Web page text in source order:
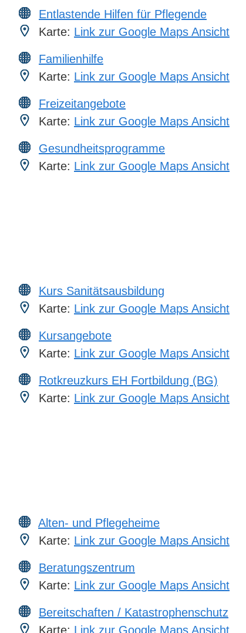
Entlastende Hilfen für Pflegende
Karte: Link zur Google Maps Ansicht
Familienhilfe
Karte: Link zur Google Maps Ansicht
Freizeitangebote
Karte: Link zur Google Maps Ansicht
Gesundheitsprogramme
Karte: Link zur Google Maps Ansicht
Kurs Sanitätsausbildung
Karte: Link zur Google Maps Ansicht
Kursangebote
Karte: Link zur Google Maps Ansicht
Rotkreuzkurs EH Fortbildung (BG)
Karte: Link zur Google Maps Ansicht
Alten- und Pflegeheime
Karte: Link zur Google Maps Ansicht
Beratungszentrum
Karte: Link zur Google Maps Ansicht
Bereitschaften / Katastrophenschutz
Karte: Link zur Google Maps Ansicht